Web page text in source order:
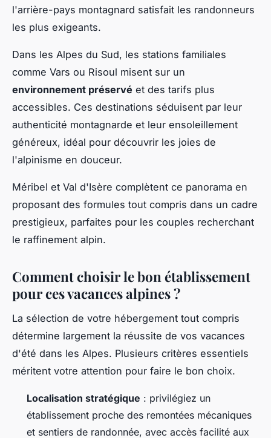
l'arrière-pays montagnard satisfait les randonneurs
les plus exigeants.
Dans les Alpes du Sud, les stations familiales
comme Vars ou Risoul misent sur un
environnement préservé et des tarifs plus
accessibles. Ces destinations séduisent par leur
authenticité montagnarde et leur ensoleillement
généreux, idéal pour découvrir les joies de
l'alpinisme en douceur.
Méribel et Val d'Isère complètent ce panorama en
proposant des formules tout compris dans un cadre
prestigieux, parfaites pour les couples recherchant
le raffinement alpin.
Comment choisir le bon établissement
pour ces vacances alpines ?
La sélection de votre hébergement tout compris
détermine largement la réussite de vos vacances
d'été dans les Alpes. Plusieurs critères essentiels
méritent votre attention pour faire le bon choix.
Localisation stratégique : privilégiez un
établissement proche des remontées mécaniques
et sentiers de randonnée, avec accès facilité aux